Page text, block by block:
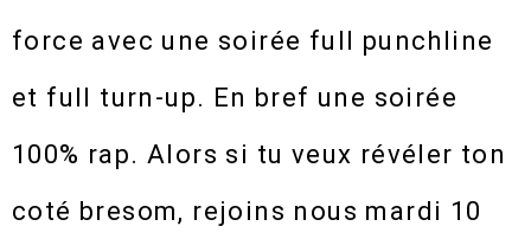
force avec une soirée full punchline
et full turn-up. En bref une soirée
100% rap. Alors si tu veux révéler ton
coté bresom, rejoins nous mardi 10